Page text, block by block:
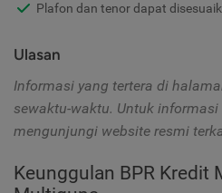
Plafon dan tenor dapat
Ulasan
Informasi yang tertera di
sewaktu-waktu. Untuk
mengunjungi website resmi
Keunggulan BPR Kredit